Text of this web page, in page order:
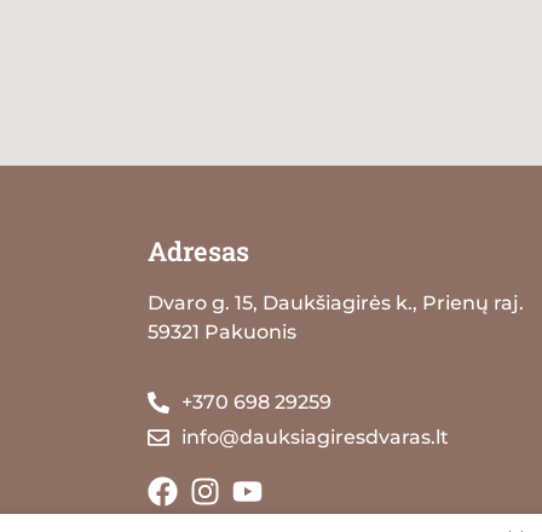
Adresas
Dvaro g. 15, Daukšiagirės k., Prienų raj.
59321 Pakuonis
+370 698 29259
info@dauksiagiresdvaras.lt